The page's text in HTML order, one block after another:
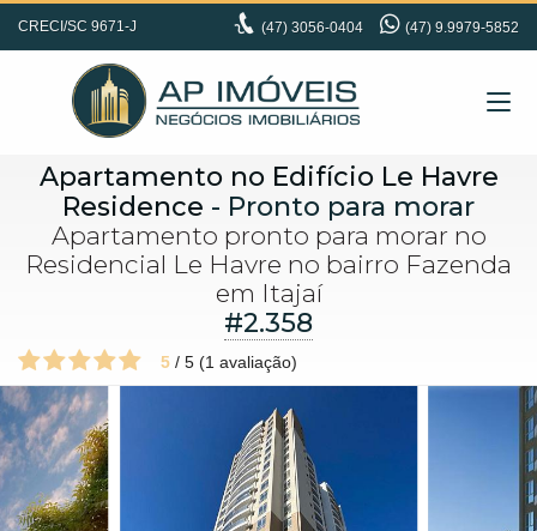
CRECI/SC 9671-J (47) 3056-0404 (47) 9.9979-5852
Apartamento no Edifício Le Havre
Residence - Pronto para morar
Apartamento pronto para morar no
Residencial Le Havre no bairro Fazenda
em Itajaí
#2.358
5 / 5 (1 avaliação)